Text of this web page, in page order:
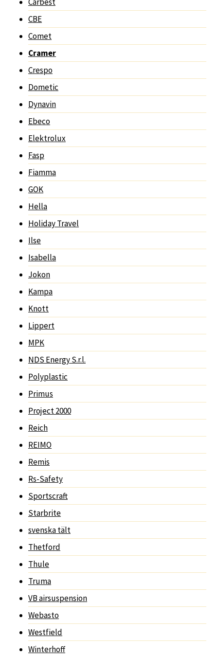
CBE
Comet
Cramer
Crespo
Dometic
Dynavin
Ebeco
Elektrolux
Fasp
Fiamma
GOK
Hella
Holiday Travel
Ilse
Isabella
Jokon
Kampa
Knott
Lippert
MPK
NDS Energy S.r.l.
Polyplastic
Primus
Project 2000
Reich
REIMO
Remis
Rs-Safety
Sportscraft
Starbrite
svenska tält
Thetford
Thule
Truma
VB airsuspension
Webasto
Westfield
Winterhoff